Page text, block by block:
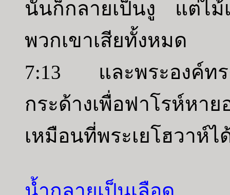
นั้นก็กลายเป็นงู แต่ไม้
พวกเขาเสียทั้งหมด
7:13 และพระองค์ทร
กระด้างเพื่อฟาโรห์หาย
เหมือนที่พระเยโฮวาห์ไ